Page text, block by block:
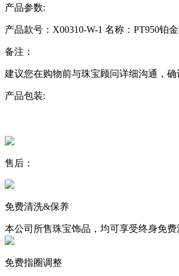
产品参数:
产品款号：X00310-W-1 名称：PT950铂
备注：
建议您在购物前与珠宝顾问详细沟通，
产品包装:
售后：
免费清洗&保养
本公司所售珠宝饰品，均可享受终身免费
免费指圈调整